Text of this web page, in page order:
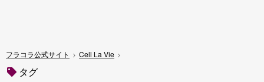
フラコラ公式サイト Cell La Vie
タグ